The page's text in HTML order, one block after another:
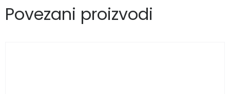
Povezani proizvodi